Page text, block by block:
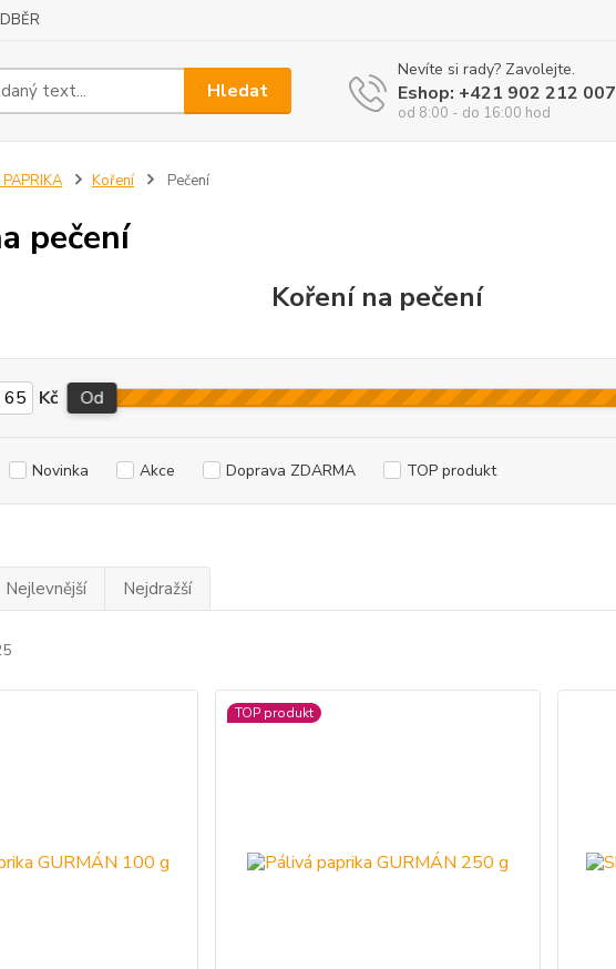
Hledat
Nevíte si rady? Zavolejte.
Eshop: +421 902 212 007
od 8:00 - do 16:00 hod
Koření Pečení
pečení
Koření na pečení
Kč Od
Novinka Akce Doprava ZDARMA TOP produkt
Nejlevnější Nejdražší
TOP produkt